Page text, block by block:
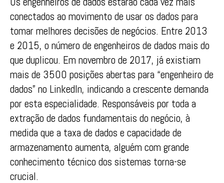
conectados ao movimento de usar os dados para
tomar melhores decisões de negócios. Entre 2013
e 2015, o número de engenheiros de dados mais do
que duplicou. Em novembro de 2017, já existiam
mais de 3500 posições abertas para “engenheiro de
dados” no LinkedIn, indicando a crescente demanda
por esta especialidade. Responsáveis por toda a
extração de dados fundamentais do negócio, à
medida que a taxa de dados e capacidade de
armazenamento aumenta, alguém com grande
conhecimento técnico dos sistemas torna-se
crucial.